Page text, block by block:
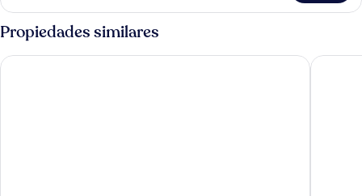
individual
económica
Propiedades similares
Pinnacle Hotel Harbourfront Atrium